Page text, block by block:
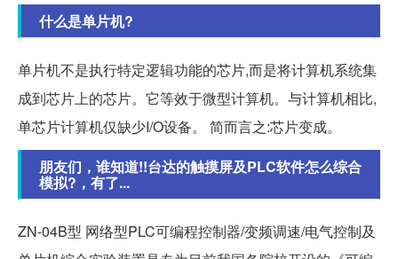
什么是单片机?
单片机不是执行特定逻辑功能的芯片,而是将计算机系统集
成到芯片上的芯片。它等效于微型计算机。与计算机相比,
单芯片计算机仅缺少I/O设备。 简而言之:芯片变成。
朋友们，谁知道!!台达的触摸屏及PLC软件怎么综合
模拟?，有了...
ZN-04B型 网络型PLC可编程控制器/变频调速/电气控制及